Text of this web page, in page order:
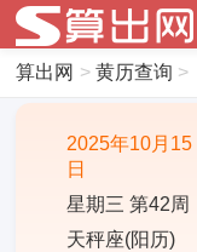
算出网 > 黄历查询 >
2025年10月15
日
星期三 第42周
天秤座(阳历)